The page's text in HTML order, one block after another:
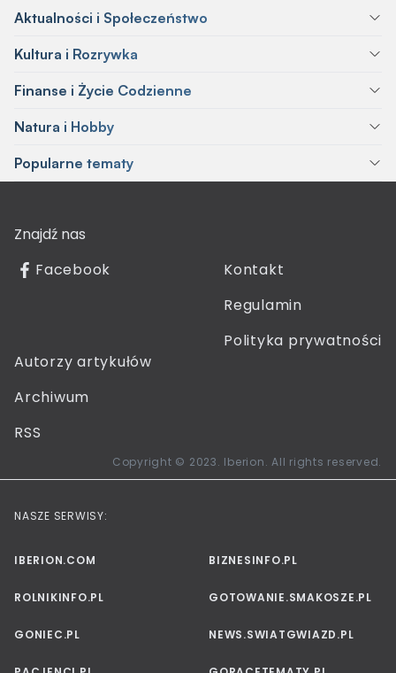
Aktualności i Społeczeństwo
Kultura i Rozrywka
Finanse i Życie Codzienne
Natura i Hobby
Popularne tematy
Znajdź nas
Facebook
Kontakt
Regulamin
Polityka prywatności
Autorzy artykułów
Archiwum
RSS
Copyright © 2023. Iberion. All rights reserved.
NASZE SERWISY:
IBERION.COM BIZNESINFO.PL
ROLNIKINFO.PL GOTOWANIE.SMAKOSZE.PL
GONIEC.PL NEWS.SWIATGWIAZD.PL